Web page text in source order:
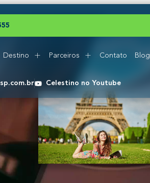
55
Destino Parceiros Contato Blog
Celestino no Youtube